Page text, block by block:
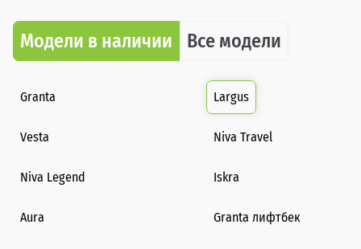
Модели в наличии Все модели
Granta Largus
Vesta Niva Travel
Niva Legend Iskra
Aura Granta лифтбек